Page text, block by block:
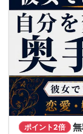
ポイント2倍